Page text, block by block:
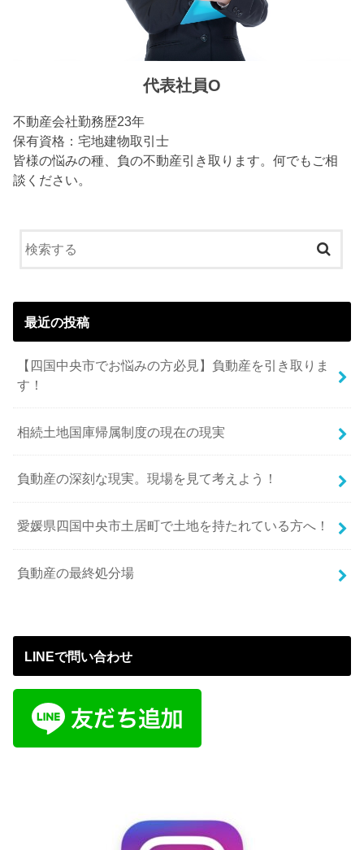
代表社員O
不動産会社勤務歴23年
保有資格：宅地建物取引士
皆様の悩みの種、負の不動産引き取ります。何でもご相
談ください。
最近の投稿
【四国中央市でお悩みの方必見】負動産を引き取りま
す！
相続土地国庫帰属制度の現在の現実
負動産の深刻な現実。現場を見て考えよう！
愛媛県四国中央市土居町で土地を持たれている方へ！
負動産の最終処分場
LINEで問い合わせ